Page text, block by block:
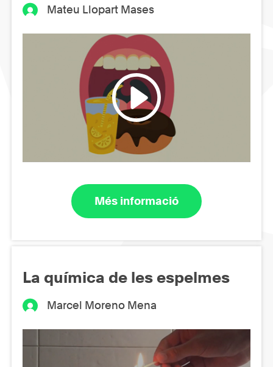
Mateu Llopart Mases
Més informació
La química de les espelmes
Marcel Moreno Mena